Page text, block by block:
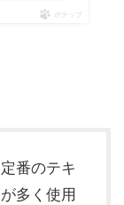
ポチップ
番のテキ
多く使用